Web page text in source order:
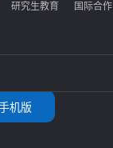
研究生教育 国际合作
机版